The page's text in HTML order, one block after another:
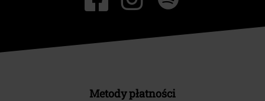
Metody płatności